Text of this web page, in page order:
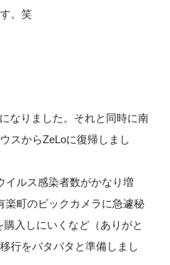
。笑
なりました。それと同時に南
スからZeLoに復帰しまし
イルス感染者数がかなり増
楽町のビックカメラに急遽秘
入しにいくなど（ありがと
行をバタバタと準備しまし